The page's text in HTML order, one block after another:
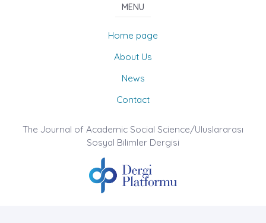
MENU
Home page
About Us
News
Contact
The Journal of Academic Social Science/Uluslararası
Sosyal Bilimler Dergisi